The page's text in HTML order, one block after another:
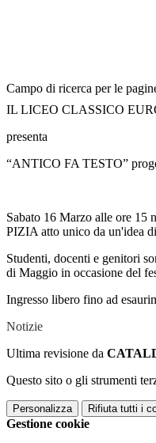
Campo di ricerca per le
IL LICEO CLASSICO
presenta
“ANTICO FA TESTO”
Sabato 16 Marzo alle ore
PIZIA atto unico da un'idea
Studenti, docenti e genitori
di Maggio in occasione del
Ingresso libero fino ad
Notizie
Ultima revisione da
Questo sito o gli strumenti
Personalizza Rifiuta tutti i
Gestione cookie